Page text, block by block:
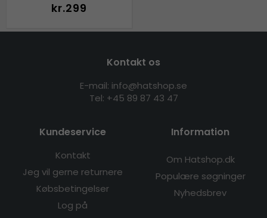
kr.299
Kontakt os
E-mail: info@hatshop.se
Tel: +45 89 87 43 47
Kundeservice
Kontakt
Jeg vil gerne returnere
Købsbetingelser
Log på
Information
Om Hatshop.dk
Populære søgninger
Nyhedsbrev